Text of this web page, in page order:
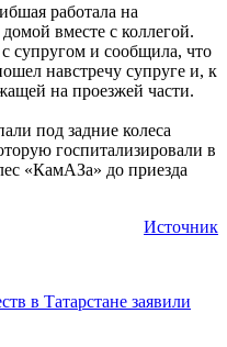
работала на
вместе с коллегой.
супругом и сообщила, что
навстречу супруге и, к
на проезжей части.
под задние колеса
госпитализировали в
«КамАЗа» до приезда
Источник
в Татарстане заявили